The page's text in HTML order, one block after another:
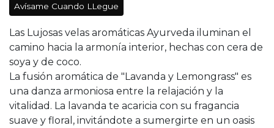
Avísame Cuando LLegue
Las Lujosas velas aromáticas Ayurveda iluminan el
camino hacia la armonía interior, hechas con cera de
soya y de coco.
La fusión aromática de "Lavanda y Lemongrass" es
una danza armoniosa entre la relajación y la
vitalidad. La lavanda te acaricia con su fragancia
suave y floral, invitándote a sumergirte en un oasis